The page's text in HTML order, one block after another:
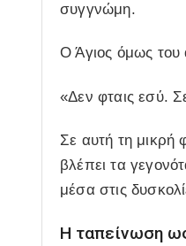
συγγνώμη.
Ο Άγιος όμως του
«Δεν φταις εσύ.
Σε αυτή τη μικρή
βλέπει τα
μέσα στις
Η ταπείνωση